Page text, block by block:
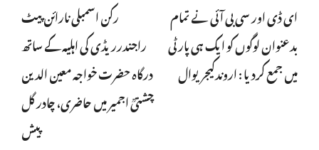
ای ڈی اور سی بی آئی نے تمام
بدعنوان لوگوں کو ایک ہی پارٹی
میں جمع کردیا : اروندکیجریوال
رکن اسمبلی نارائن پیٹ
راجندرریڈی کی اہلیہ کے ساتھ
درگاہ حضرت خواجہ معین الدین
چشتیؒ اجمیر میں حاضری، چادر گل
پیش